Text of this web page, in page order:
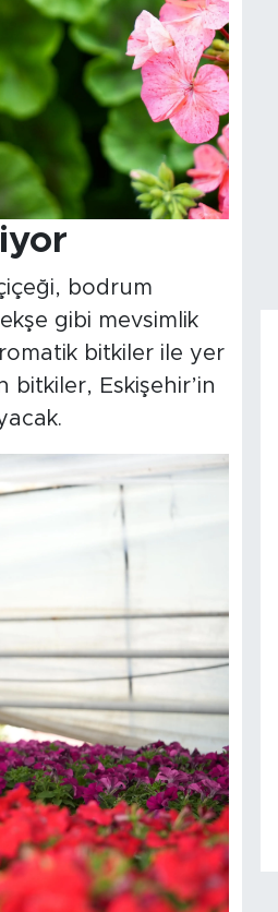
bodrum
gibi mevsimlik
bitkiler ile yer
Eskişehir’in